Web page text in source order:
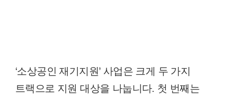
‘소상공인 재기지원’ 사업은 크게 두 가지
트랙으로 지원 대상을 나눕니다. 첫 번째는